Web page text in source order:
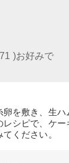
)お好みで
を敷き、生
シピで、ケ
ください。